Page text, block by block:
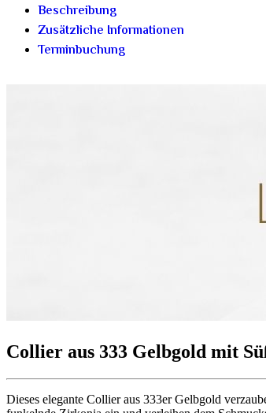
Beschreibung
Zusätzliche Informationen
Terminbuchung
Collier aus 333 Gelbgold mit
Dieses elegante Collier aus 333er Gelbgold